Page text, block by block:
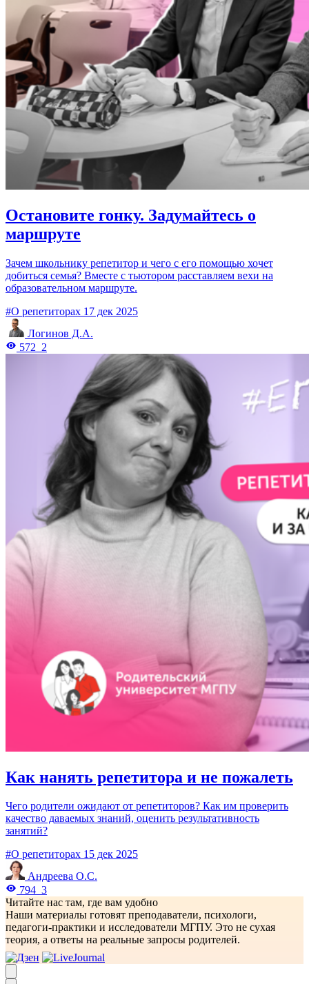
Остановите гонку. Задумайтесь о
маршруте
Зачем школьнику репетитор и чего с его помощью хочет
добиться семья? Вместе с тьютором расставляем вехи на
образовательном маршруте.
#О репетиторах 17 дек 2025
Логинов Д.А.
572 2
Как нанять репетитора и не пожалеть
Чего родители ожидают от репетиторов? Как им проверить
качество даваемых знаний, оценить результативность
занятий?
#О репетиторах 15 дек 2025
Андреева О.С.
794 3
Читайте нас там, где вам удобно
Наши материалы готовят преподаватели, психологи,
педагоги-практики и исследователи МГПУ. Это не сухая
теория, а ответы на реальные запросы родителей.